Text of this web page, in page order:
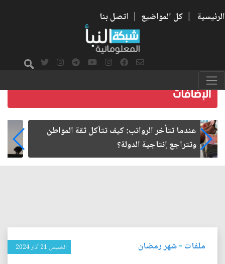
الرئيسية | كل المواضيع | اتصل بنا
صمت الطريق بعد الأربعين
ملفات -شهر رمضان الخميس 21 آذار 2024